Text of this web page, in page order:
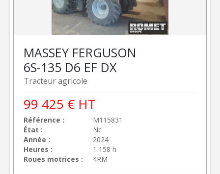
Tracteur agricole
MASSEY FERGUSON
6S-135 D6 EF DX
Référence
M115831
État
Nc
Année
2024
Heures
1 158 h
Roues motrices
4RM
99 425 € HT